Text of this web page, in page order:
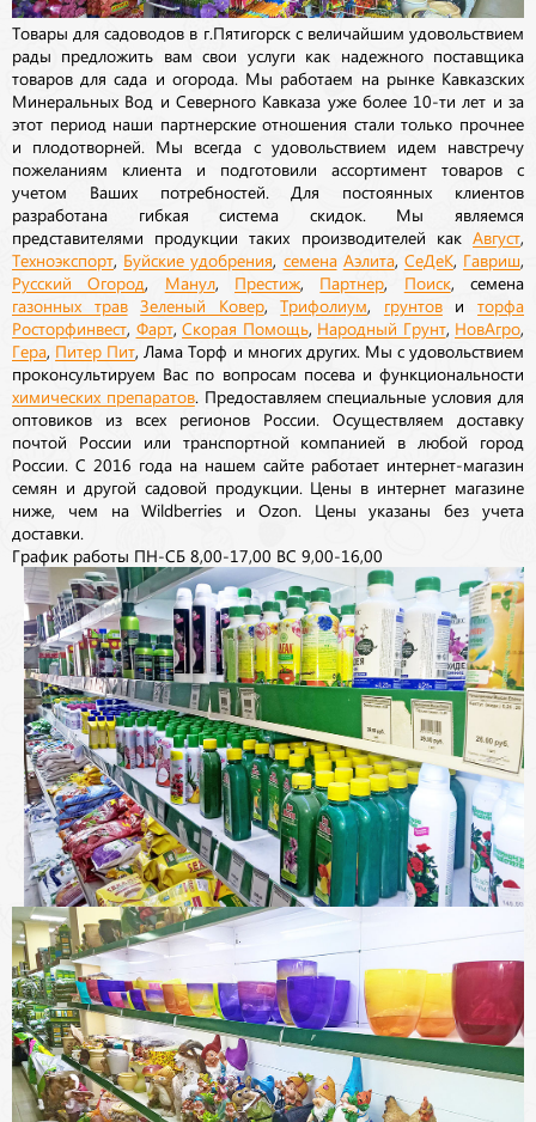
Товары для садоводов в г.Пятигорск с величайшим удовольствием
рады предложить вам свои услуги как надежного поставщика
товаров для сада и огорода. Мы работаем на рынке Кавказских
Минеральных Вод и Северного Кавказа уже более 10-ти лет и за
этот период наши партнерские отношения стали только прочнее
и плодотворней. Мы всегда с удовольствием идем навстречу
пожеланиям клиента и подготовили ассортимент товаров с
учетом Ваших потребностей. Для постоянных клиентов
разработана гибкая система скидок. Мы являемся
представителями продукции таких производителей как Август
Техноэкспорт Буйские удобрения семена Аэлита, СеДеК Гавриш
Русский Огород Манул, Престиж Партнер Поиск, семена
газонных трав Зеленый Ковер,Трифолиум грунтовиторфа
Росторфинвест Фарт, Скорая Помощь Народный Грунт, НовАгро
Гера Питер Пит , Лама Торф и многих других. Мы с удовольствием
проконсультируем Вас по вопросам посева и функциональности
химических препаратов. Предоставляем специальные условия для
оптовиков из всех регионов России. Осуществляем доставку
почтой России или транспортной компанией в любой город
России. С 2016 года на нашем сайте работает интернет-магазин
семян и другой садовой продукции. Цены в интернет магазине
ниже, чем на Wildberries и Ozon. Цены указаны без учета
доставки.
График работы ПН-СБ 8,00-17,00 ВС 9,00-16,00